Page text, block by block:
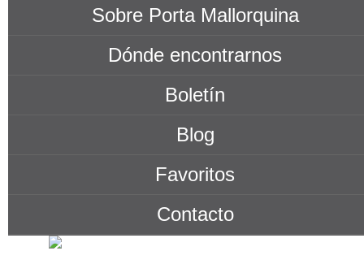
Sobre Porta Mallorquina
Dónde encontrarnos
Boletín
Blog
Favoritos
Contacto